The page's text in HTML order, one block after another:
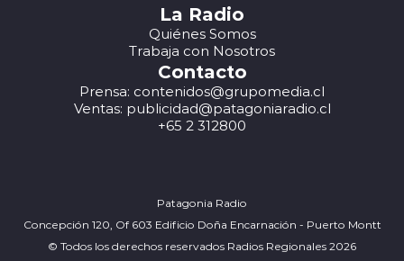
La Radio
Quiénes Somos
Trabaja con Nosotros
Contacto
Prensa: contenidos@grupomedia.cl
Ventas: publicidad@patagoniaradio.cl
+65 2 312800
Patagonia Radio
Concepción 120, Of 603 Edificio Doña Encarnación - Puerto Montt
© Todos los derechos reservados Radios Regionales 2026